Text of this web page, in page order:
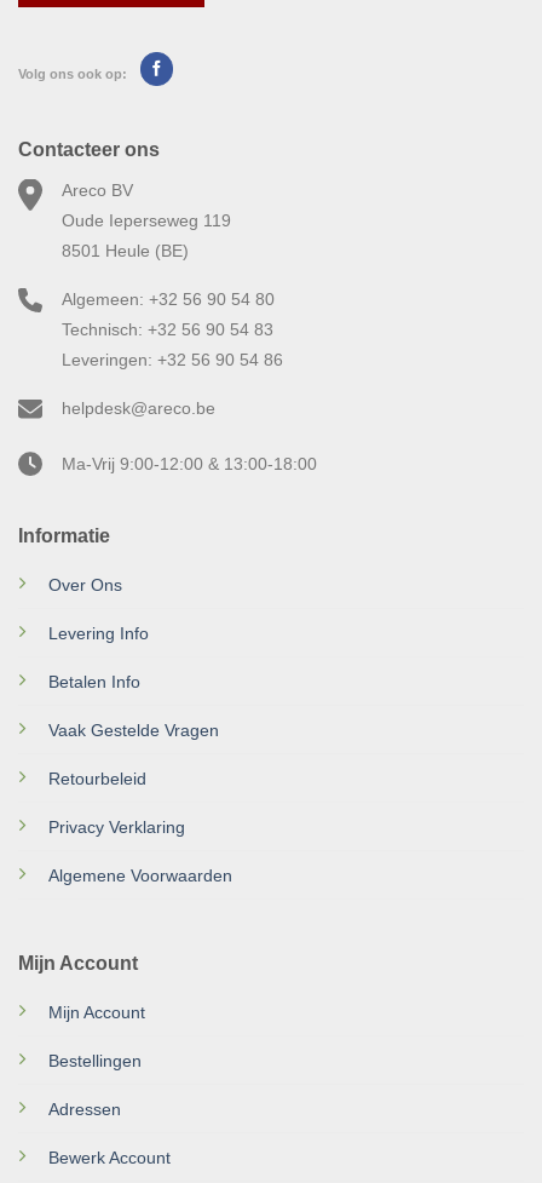
Volg ons ook op:
Informatie
Over Ons
Levering Info
Betalen Info
Vaak Gestelde Vragen
Retourbeleid
Privacy Verklaring
Algemene Voorwaarden
Mijn Account
Mijn Account
Bestellingen
Adressen
Bewerk Account
Contacteer ons
Areco BV
Oude Ieperseweg 119
8501 Heule (BE)
Algemeen: +32 56 90 54 80
Technisch: +32 56 90 54 83
Leveringen: +32 56 90 54 86
helpdesk@areco.be
Ma-Vrij 9:00-12:00 & 13:00-18:00